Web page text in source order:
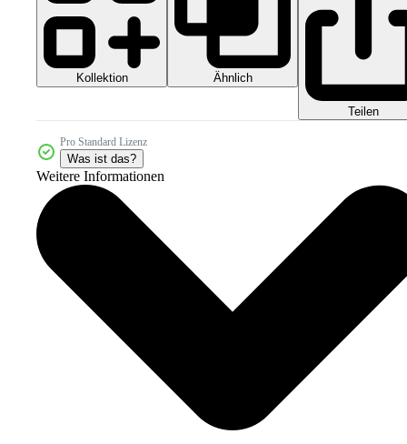
Kollektion Ähnlich
Teilen
Pro Standard Lizenz
Was ist das?
Weitere Informationen